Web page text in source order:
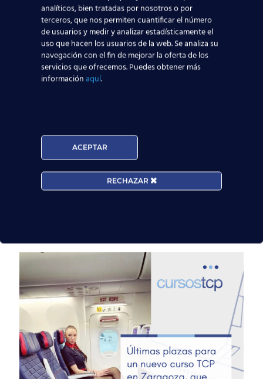
22 mayo, 2023
Nuestros alumnos del
curso 157T de
realizado en marzo de
2023
Hoy son protagonistas nuestros alumnos del
curso 157T de Valencia, que han completado
analíticos, bien tratadas por nosotros o por
terceros, que nos permiten cuantificar el número
de usuarios y medir y analizar estadísticamente el
uso que hacen los usuarios de la web. Se analiza su
navegación con el fin de mejorar la oferta de los
servicios que ofrecemos. Puedes obtener más
informaciónaquí.
ACEPTAR
RECHAZAR